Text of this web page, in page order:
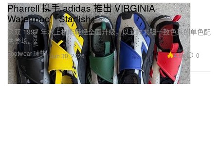
Footwear 球鞋
Pharrell 携手 adidas 推出 VIRGINIA
Watermoc「Starfish」
这双 1997 年水上机能鞋经全面升级，以五款大胆一致色系的单色配
色登场。
Jun 30, 2026 4.9K 0